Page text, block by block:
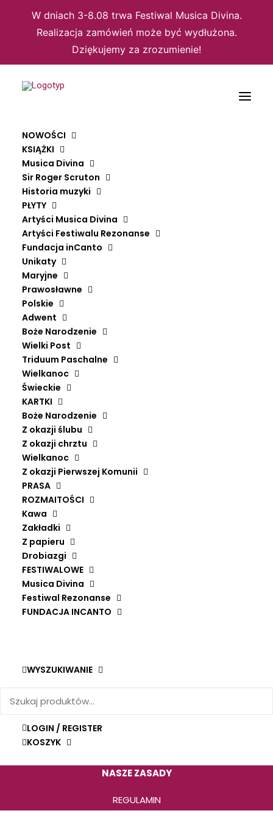
W dniach 3-8.08 trwa Festiwal Musica Divina.
Realizacja zamówień może być wydłużona.
Dziękujemy za zrozumienie!
NOWOŚCI
KSIĄŻKI
Musica Divina
Sir Roger Scruton
Historia muzyki
PŁYTY
Artyści Musica Divina
Artyści Festiwalu Rezonanse
Fundacja inCanto
Unikaty
Maryjne
Prawosławne
Polskie
Adwent
Boże Narodzenie
Wielki Post
Triduum Paschalne
Wielkanoc
Świeckie
KARTKI
Boże Narodzenie
Z okazji ślubu
Z okazji chrztu
Wielkanoc
Z okazji Pierwszej Komunii
PRASA
ROZMAITOŚCI
Kawa
Zakładki
Z papieru
Drobiazgi
FESTIWALOWE
Musica Divina
Festiwal Rezonanse
FUNDACJA INCANTO
WYSZUKIWANIE
LOGIN / REGISTER
KOSZYK
Wygląda na to, że nie możemy znaleźć czego szukasz.
Spróbuj wyszukać ponownie.
31-115 Kraków
dziendobry@zachwyceni.online
ZACHĘCAMY DO ZAKUPÓW PRZEZ STRONĘ
kontakcie telefonicznym.
PŁATNOŚCI OBSŁUGUJE
NASZE ZASADY
REGULAMIN